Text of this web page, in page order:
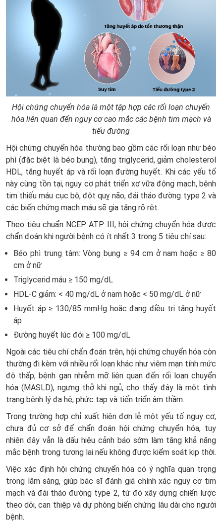
Hội chứng chuyển hóa là một tập hợp các rối loạn chuyển
hóa liên quan đến nguy cơ cao mắc các bệnh tim mạch và
tiểu đường
Hội chứng chuyển hóa thường bao gồm các rối loạn như béo
phì (đặc biệt là béo bụng), tăng triglycerid, giảm cholesterol
HDL, tăng huyết áp và rối loạn đường huyết. Khi các yếu tố
này cùng tồn tại, nguy cơ phát triển xơ vữa động mạch, bệnh
tim thiếu máu cục bộ, đột quỵ não, đái tháo đường type 2 và
các biến chứng mạch máu sẽ gia tăng rõ rệt.
Theo tiêu chuẩn NCEP ATP III, hội chứng chuyển hóa được
chẩn đoán khi người bệnh có ít nhất 3 trong 5 tiêu chí sau:
Béo phì trung tâm: Vòng bụng ≥ 94 cm ở nam hoặc ≥ 80
cm ở nữ
Triglycerid máu ≥ 150 mg/dL
HDL-C giảm: < 40 mg/dL ở nam hoặc < 50 mg/dL ở nữ
Huyết áp ≥ 130/85 mmHg hoặc đang điều trị tăng huyết
áp
Đường huyết lúc đói ≥ 100 mg/dL
Ngoài các tiêu chí chẩn đoán trên, hội chứng chuyển hóa còn
thường đi kèm với nhiều rối loạn khác như viêm mạn tính mức
độ thấp, bệnh gan nhiễm mỡ liên quan đến rối loạn chuyển
hóa (MASLD), ngưng thở khi ngủ, cho thấy đây là một tình
trạng bệnh lý đa hệ, phức tạp và tiến triển âm thầm.
Trong trường hợp chỉ xuất hiện đơn lẻ một yếu tố nguy cơ,
chưa đủ cơ sở để chẩn đoán hội chứng chuyển hóa, tuy
nhiên đây vẫn là dấu hiệu cảnh báo sớm làm tăng khả năng
mắc bệnh trong tương lai nếu không được kiểm soát kịp thời.
Việc xác định hội chứng chuyển hóa có ý nghĩa quan trọng
trong lâm sàng, giúp bác sĩ đánh giá chính xác nguy cơ tim
mạch và đái tháo đường type 2, từ đó xây dựng chiến lược
theo dõi, can thiệp và dự phòng biến chứng lâu dài cho người
bệnh.